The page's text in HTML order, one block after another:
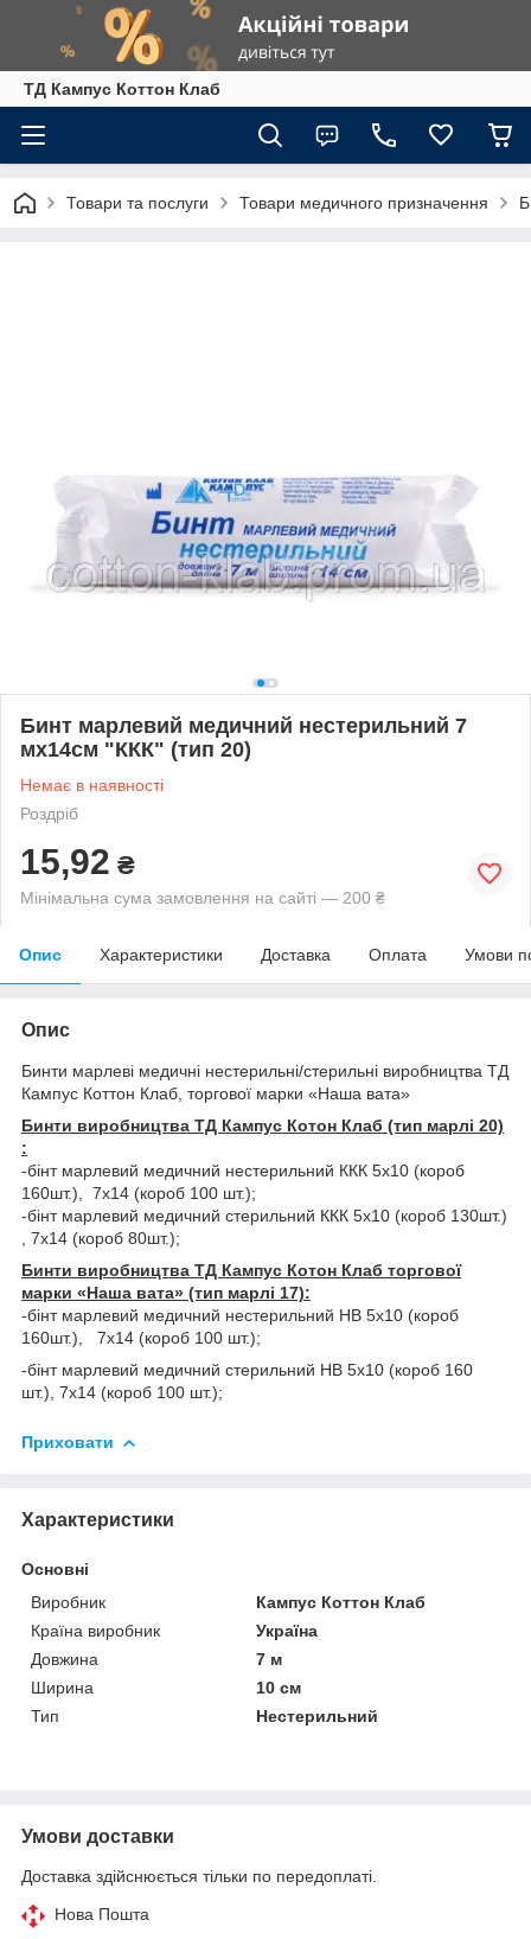
ТД Кампус Коттон Клаб
Товари та послуги Товари медичного призначення
Бинт марлевий медичний нестерильний 7
мх14см "ККК" (тип 20)
Немає в наявності
Роздріб
15,92 ₴
Мінімальна сума замовлення на сайті — 200 ₴
Опис Характеристики Доставка Оплата Умови
Опис
Бинти марлеві медичні нестерильні/стерильні виробництва ТД
Кампус Коттон Клаб, торгової марки «Наша вата»
Бинти виробництва ТД Кампус Котон Клаб (тип марлі 20)
:
-бінт марлевий медичний нестерильний ККК 5х10 (короб
160шт.), 7х14 (короб 100 шт.);
-бінт марлевий медичний стерильний ККК 5х10 (короб 130шт.)
, 7х14 (короб 80шт.);
Бинти виробництва ТД Кампус Котон Клаб торгової
марки «Наша вата» (тип марлі 17):
-бінт марлевий медичний нестерильний НВ 5х10 (короб
160шт.), 7х14 (короб 100 шт.);
-бінт марлевий медичний стерильний НВ 5х10 (короб 160
шт.), 7х14 (короб 100 шт.);
Приховати
Характеристики
Основні
Виробник
Кампус Коттон Клаб
Країна виробник
Україна
Довжина
7 м
Ширина
10 см
Тип
Нестерильний
Умови доставки
Доставка здійснюється тільки по передоплаті.
Нова Пошта